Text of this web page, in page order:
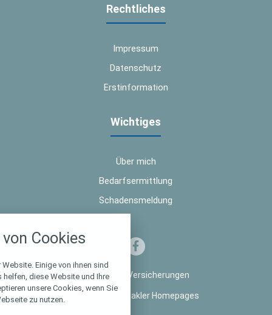
Rechtliches
Impressum
Datenschutz
Erstinformation
Wichtiges
Über mich
Bedarfsermittlung
Schadensmeldung
© 2026 TW Versicherungen
Makler Homepages
Cookies
Einige von ihnen sind
diese Website und Ihre
unsere Cookies, wenn Sie
zu nutzen.
alle verwendeten Cookies und
zu blockieren.
Notwendig